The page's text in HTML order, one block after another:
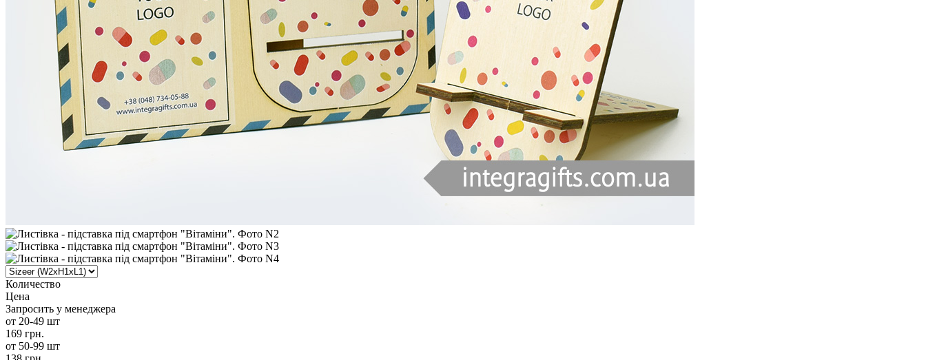
Количество
Цена
Запросить у менеджера
от 20-49 шт
169 грн.
от 50-99 шт